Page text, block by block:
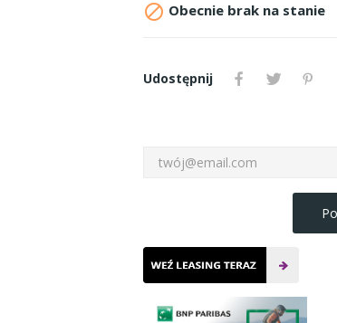
 Obecnie brak na stanie
Udostępnij